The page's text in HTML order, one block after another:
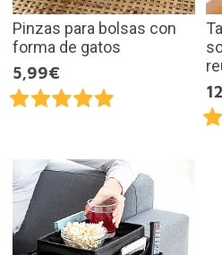
Pinzas para bolsas con
forma de gatos
5,99€